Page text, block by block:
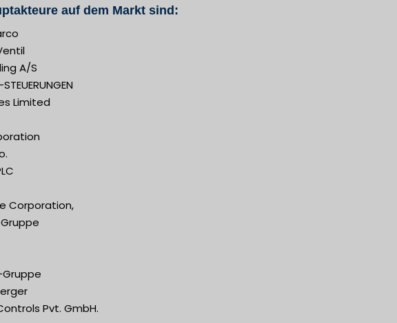
auf dem Markt sind:
A/S
Limited
Corporation,
Pvt. GmbH.